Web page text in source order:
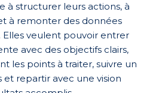
à structurer leurs actions, à
à remonter des données
Elles veulent pouvoir entrer
avec des objectifs clairs,
les points à traiter, suivre un
et repartir avec une vision